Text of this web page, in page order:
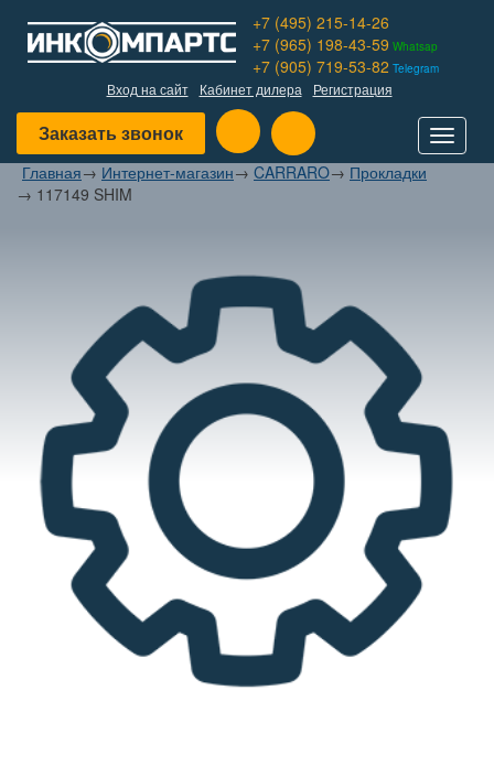
+7 (495) 215-14-26
+7 (965) 198-43-59 Whatsap
+7 (905) 719-53-82 Telegram
Вход на сайт Кабинет дилера Регистрация
Заказать звонок
Toggle
Главная→ Интернет-магазин→ CARRARO→ Прокладки
→ 117149 SHIM